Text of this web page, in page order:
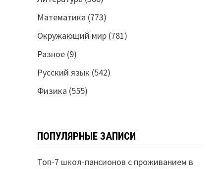
Математика (773)
Окружающий мир(781)
Разное(9)
Русский язык (542)
Физика (555)
ПОПУЛЯРНЫЕ ЗАПИСИ
Топ-7 школ-пансионов с проживанием в